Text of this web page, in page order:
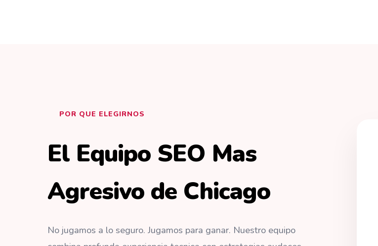
POR QUE ELEGIRNOS
El Equipo SEO Mas
Agresivo de Chicago
No jugamos a lo seguro. Jugamos para ganar. Nuestro equipo